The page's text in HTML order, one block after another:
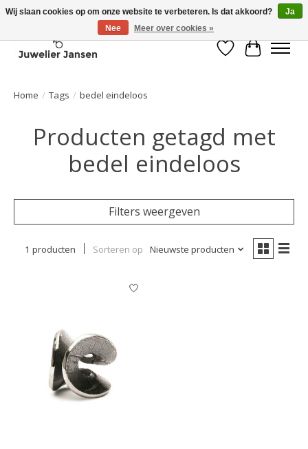
Verlanglijst
Home / Tags / bedel eindeloos
Producten getagd met
bedel eindeloos
Filters weergeven
1 producten Sorteren op Nieuwste producten
Wij slaan cookies op om onze website te verbeteren. Is dat akkoord?
Ja
Nee
Meer over cookies »